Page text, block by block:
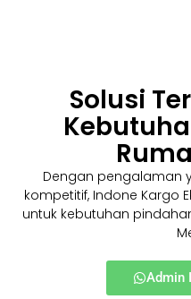
Solusi
Dengan pengalaman
kompetitif, Indone Kargo
untuk kebutuhan
Admin